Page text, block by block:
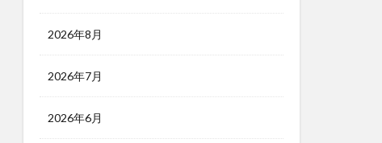
2026年8月
2026年7月
2026年6月